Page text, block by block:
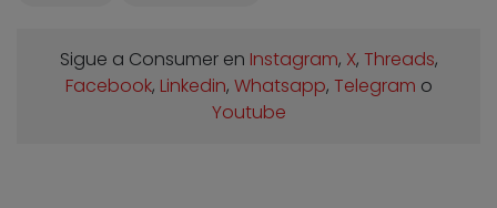
Sigue a Consumer en Instagram, X, Threads,
Facebook, Linkedin, Whatsapp, Telegram o
Youtube